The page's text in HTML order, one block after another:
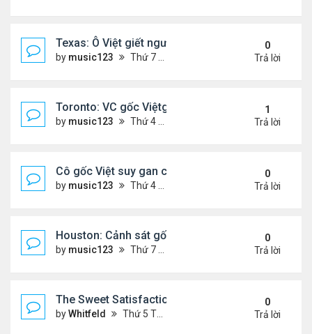
Texas: Ô Việt giết người 30 năm trước, vừa mãn
by music123 Thứ 7 Tháng 5 16, 2026 7:39 am
0
Trả lời
Toronto: VC gốc Việtgiết hàng xóm sau mâu
by music123 Thứ 4 Tháng 5 13, 2026 6:56 pm
1
Trả lời
Cô gốc Việt suy gan cấp, hôn mê trong kỳ trăng
by music123 Thứ 4 Tháng 5 13, 2026 5:14 pm
0
Trả lời
Houston: Cảnh sát gốc Việt bị truy tố tội gạ gẫm
by music123 Thứ 7 Tháng 5 02, 2026 7:45 am
0
Trả lời
The Sweet Satisfaction of Idle Empire Building: A
byWhitfeld Thứ 5 Tháng 4 30, 2026 10:35 pm
0
Trả lời